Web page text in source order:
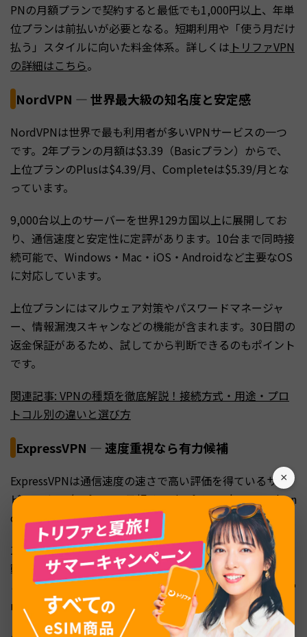
×
PNの月額プランで契約すると最低でも1,000円以上、年単
位プランは前払いが必要となる。短期利用や「使う月だけ
払う」スタイルに向いた料金体系。詳しくは トリファVPN
の詳細はこちら。
NordVPN — 世界最大級の知名度と安定感
NordVPNは世界で最も利用者が多いVPNサービスの一つ
です。2年プランの月額は$3.39（Basicプラン）からで、
上位プランのPlusは$4.39/月、Completeは$5.39/月とな
っています。
9,000台以上のサーバーを世界129カ国以上に展開してお
り、通信速度と安定性に定評があります。10台まで同時接
続可能で、Windows・Mac・iOS・Androidなど主要なOS
に対応しています。
上位プランにはマルウェア対策やパスワードマネージャ
ー、情報漏洩スキャンなどの機能が含まれます。30日間の
返金保証があるため、試してから判断できるのもポイント
です。
関連記事: VPNの種類を徹底解説！接続方式・用途・プロ
トコル別の違いと選び方
ExpressVPN — 速度重視なら有力候補
ExpressVPNは通信速度の速さで高い評価を得ているサー
ビスです。2年プランの月額はBasicプランで$3.49、Advan
cedプランで$4.49となっています。
105カ国以上に3,000台以上のサーバーを設置しており、
動画ストリーミングやオンラインゲームなど、速度が求め
られる用途に向いています。Advancedプランでは12台、P
roプランでは14台まで同時接続が可能です。